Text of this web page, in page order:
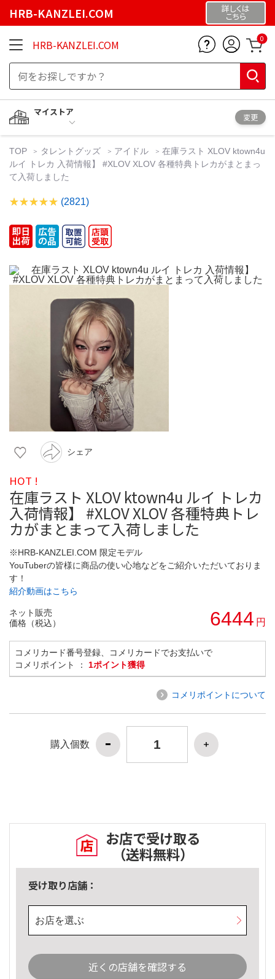
HRB-KANZLEI.COM 詳しくは
こちら
HRB-KANZLEI.COM 0
マイストア
変更
TOP タレントグッズ アイドル
在庫ラスト XLOV ktown4u
ルイ トレカ 入荷情報】 #XLOV XLOV 各種特典トレカがまとまっ
て入荷しました
(2821)
シェア
HOT !
在庫ラスト XLOV ktown4u ルイ トレカ
入荷情報】 #XLOV XLOV 各種特典トレ
カがまとまって入荷しました
※HRB-KANZLEI.COM 限定モデル
YouTuberの皆様に商品の使い心地などをご紹介いただいておりま
す！
紹介動画はこちら
ネット販売
価格（税込）
6444 円
コメリカード番号登録、コメリカードでお支払いで
コメリポイント ： 1ポイント獲得
コメリポイントについて
購入個数
お店で受け取る
（送料無料）
受け取り店舗：
お店を選ぶ
近くの店舗を確認する